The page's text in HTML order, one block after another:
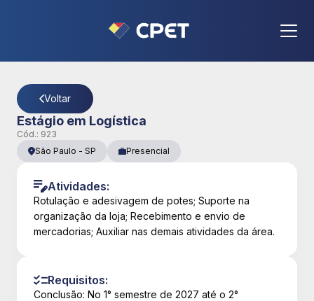
Voltar
Estágio em Logística
Cód.: 923
São Paulo - SP Presencial
Atividades:
Rotulação e adesivagem de potes; Suporte na
organização da loja; Recebimento e envio de
mercadorias; Auxiliar nas demais atividades da área.
Requisitos:
Conclusão: No 1° semestre de 2027 até o 2°